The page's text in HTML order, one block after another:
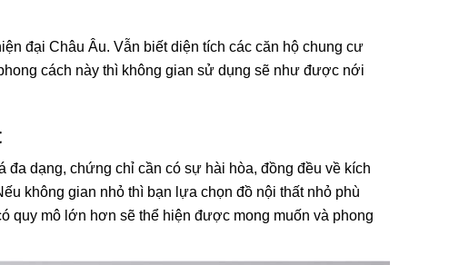
đại Châu Âu. Vẫn biết diện tích các căn hộ chung cư
cách này thì không gian sử dụng sẽ như được nới
dạng, chứng chỉ cần có sự hài hòa, đồng đều về kích
không gian nhỏ thì bạn lựa chọn đồ nội thất nhỏ phù
quy mô lớn hơn sẽ thể hiện được mong muốn và phong